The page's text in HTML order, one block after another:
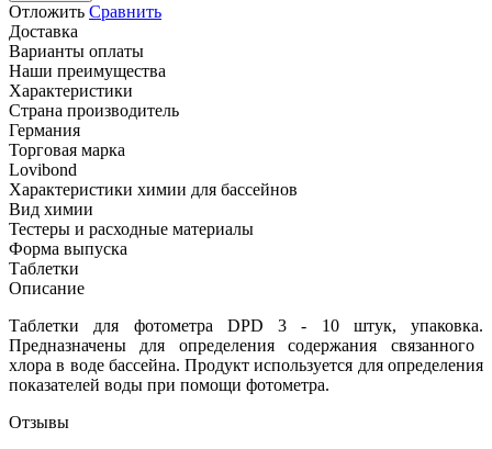
Отложить Сравнить
Доставка
Варианты оплаты
Наши преимущества
Характеристики
Страна производитель
Германия
Торговая марка
Lovibond
Характеристики химии для бассейнов
Вид химии
Тестеры и расходные материалы
Форма выпуска
Таблетки
Описание
Таблетки для фотометра DPD 3 - 10 штук, упаковка.
Предназначены для определения содержания связанного
хлора в воде бассейна. Продукт используется для определения
показателей воды при помощи фотометра.
Отзывы